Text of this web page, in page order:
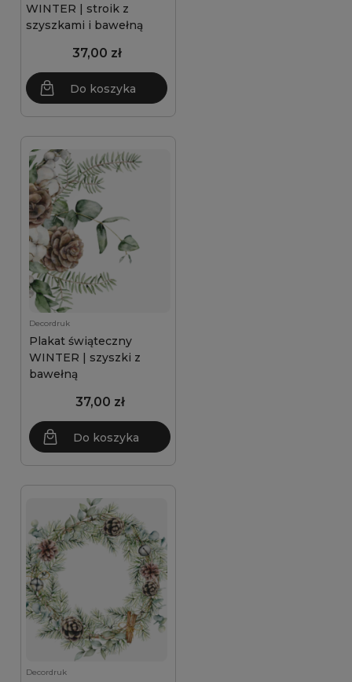
WINTER | stroik z
szyszkami i bawełną
37,00 zł
Do koszyka
Decordruk
Plakat świąteczny
WINTER | szyszki z
bawełną
37,00 zł
Do koszyka
Decordruk